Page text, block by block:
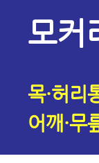
모커
목·허리
어깨·무